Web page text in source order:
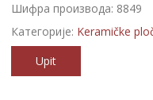
Шифра производа: 8849
Категорије: Keramičke
Upit